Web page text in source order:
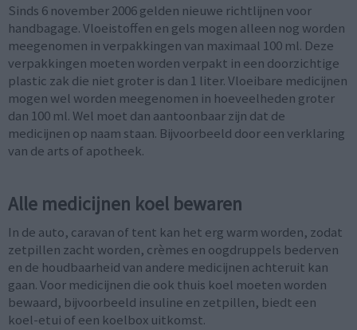
Sinds 6 november 2006 gelden nieuwe richtlijnen voor
handbagage. Vloeistoffen en gels mogen alleen nog worden
meegenomen in verpakkingen van maximaal 100 ml. Deze
verpakkingen moeten worden verpakt in een doorzichtige
plastic zak die niet groter is dan 1 liter. Vloeibare medicijnen
mogen wel worden meegenomen in hoeveelheden groter
dan 100 ml. Wel moet dan aantoonbaar zijn dat de
medicijnen op naam staan. Bijvoorbeeld door een verklaring
van de arts of apotheek.
Alle medicijnen koel bewaren
In de auto, caravan of tent kan het erg warm worden, zodat
zetpillen zacht worden, crèmes en oogdruppels bederven
en de houdbaarheid van andere medicijnen achteruit kan
gaan. Voor medicijnen die ook thuis koel moeten worden
bewaard, bijvoorbeeld insuline en zetpillen, biedt een
koel-etui of een koelbox uitkomst.